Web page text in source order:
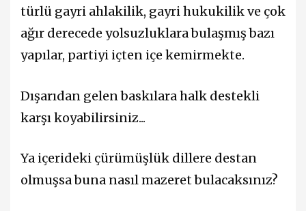
türlü gayri ahlakilik, gayri hukukilik ve çok
ağır derecede yolsuzluklara bulaşmış bazı
yapılar, partiyi içten içe kemirmekte.
Dışarıdan gelen baskılara halk destekli
karşı koyabilirsiniz...
Ya içerideki çürümüşlük dillere destan
olmuşsa buna nasıl mazeret bulacaksınız?